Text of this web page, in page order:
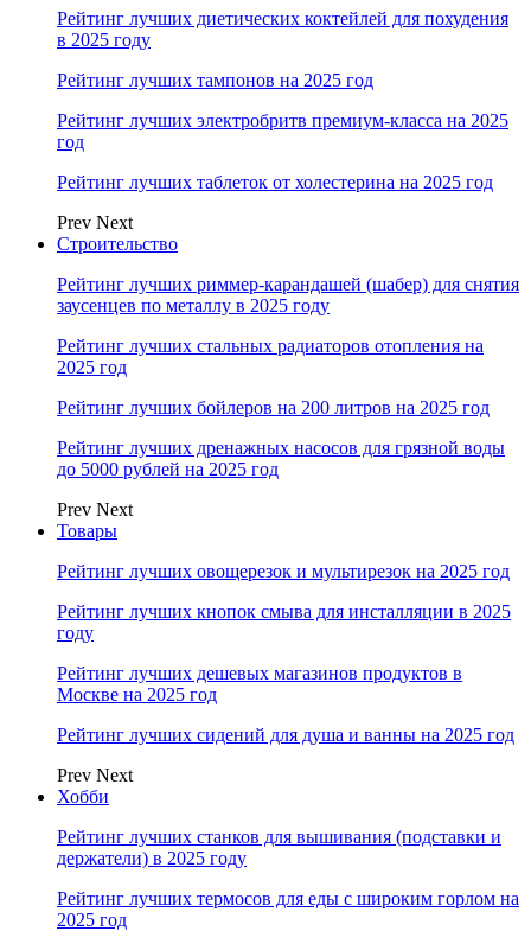
Рейтинг лучших диетических коктейлей для похудения
в 2025 году
Рейтинг лучших тампонов на 2025 год
Рейтинг лучших электробритв премиум-класса на 2025
год
Рейтинг лучших таблеток от холестерина на 2025 год
Prev Next
Строительство
Рейтинг лучших риммер-карандашей (шабер) для снятия
заусенцев по металлу в 2025 году
Рейтинг лучших стальных радиаторов отопления на
2025 год
Рейтинг лучших бойлеров на 200 литров на 2025 год
Рейтинг лучших дренажных насосов для грязной воды
до 5000 рублей на 2025 год
Prev Next
Товары
Рейтинг лучших овощерезок и мультирезок на 2025 год
Рейтинг лучших кнопок смыва для инсталляции в 2025
году
Рейтинг лучших дешевых магазинов продуктов в
Москве на 2025 год
Рейтинг лучших сидений для душа и ванны на 2025 год
Prev Next
Хобби
Рейтинг лучших станков для вышивания (подставки и
держатели) в 2025 году
Рейтинг лучших термосов для еды с широким горлом на
2025 год